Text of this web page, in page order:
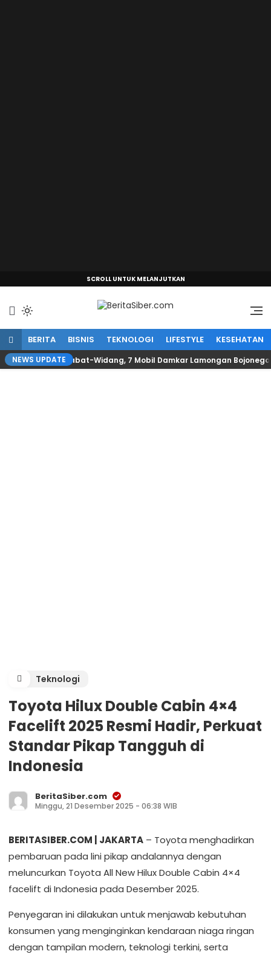
SCROLL UNTUK MELANJUTKAN
BERITA BISNIS TEKNOLOGI LIFESTYLE KESEHATAN
NEWS UPDATE
Babat-Widang, 7 Mobil Damkar Lamongan Bojonegoro dan
Teknologi
Toyota Hilux Double Cabin 4×4
Facelift 2025 Resmi Hadir, Perkuat
Standar Pikap Tangguh di
Indonesia
BeritaSiber.com
Minggu, 21 Desember 2025 - 06:38 WIB
BERITASIBER.COM | JAKARTA – Toyota menghadirkan
pembaruan pada lini pikap andalannya dengan
meluncurkan Toyota All New Hilux Double Cabin 4×4
facelift di Indonesia pada Desember 2025.
Penyegaran ini dilakukan untuk menjawab kebutuhan
konsumen yang menginginkan kendaraan niaga ringan
dengan tampilan modern, teknologi terkini, serta